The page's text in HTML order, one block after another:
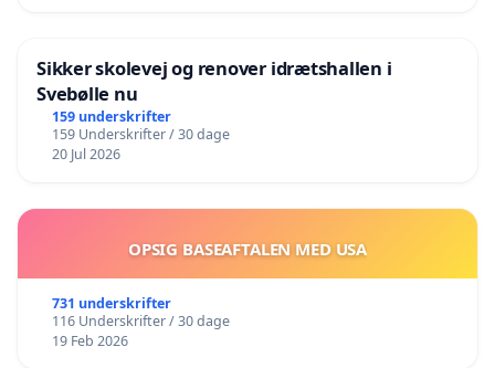
Sikker skolevej og renover idrætshallen i
Svebølle nu
159 underskrifter
159 Underskrifter / 30 dage
20 Jul 2026
OPSIG BASEAFTALEN MED USA
731 underskrifter
116 Underskrifter / 30 dage
19 Feb 2026